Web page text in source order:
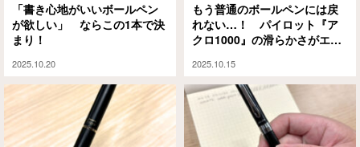
「書き心地がいいボールペン
が欲しい」 ならこの1本で決
まり！
2025.10.20
もう普通のボールペンには戻
れない…！ パイロット『ア
クロ1000』の滑らかさがエグ
2025.10.15